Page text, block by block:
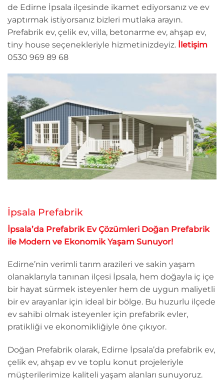
de Edirne İpsala ilçesinde ikamet ediyorsanız ve ev
yaptırmak istiyorsanız bizleri mutlaka arayın.
Prefabrik ev, çelik ev, villa, betonarme ev, ahşap ev,
tiny house seçenekleriyle hizmetinizdeyiz. İletişim
0530 969 89 68
İpsala Prefabrik
İpsala’da Prefabrik Ev Çözümleri Doğan Prefabrik
ile Modern ve Ekonomik Yaşam Sunuyor!
Edirne’nin verimli tarım arazileri ve sakin yaşam
olanaklarıyla tanınan ilçesi İpsala, hem doğayla iç içe
bir hayat sürmek isteyenler hem de uygun maliyetli
bir ev arayanlar için ideal bir bölge. Bu huzurlu ilçede
ev sahibi olmak isteyenler için prefabrik evler,
pratikliği ve ekonomikliğiyle öne çıkıyor.
Doğan Prefabrik olarak, Edirne İpsala’da prefabrik ev,
çelik ev, ahşap ev ve toplu konut projeleriyle
müşterilerimize kaliteli yaşam alanları sunuyoruz.